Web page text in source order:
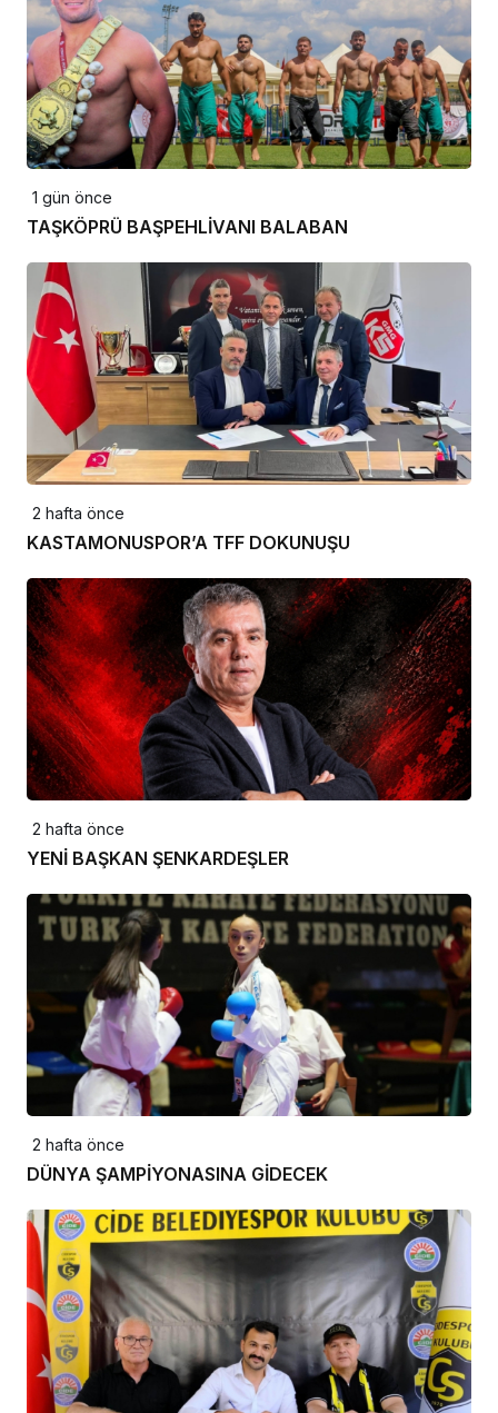
1 gün önce
TAŞKÖPRÜ BAŞPEHLİVANI BALABAN
2 hafta önce
KASTAMONUSPOR’A TFF DOKUNUŞU
2 hafta önce
YENİ BAŞKAN ŞENKARDEŞLER
2 hafta önce
DÜNYA ŞAMPİYONASINA GİDECEK